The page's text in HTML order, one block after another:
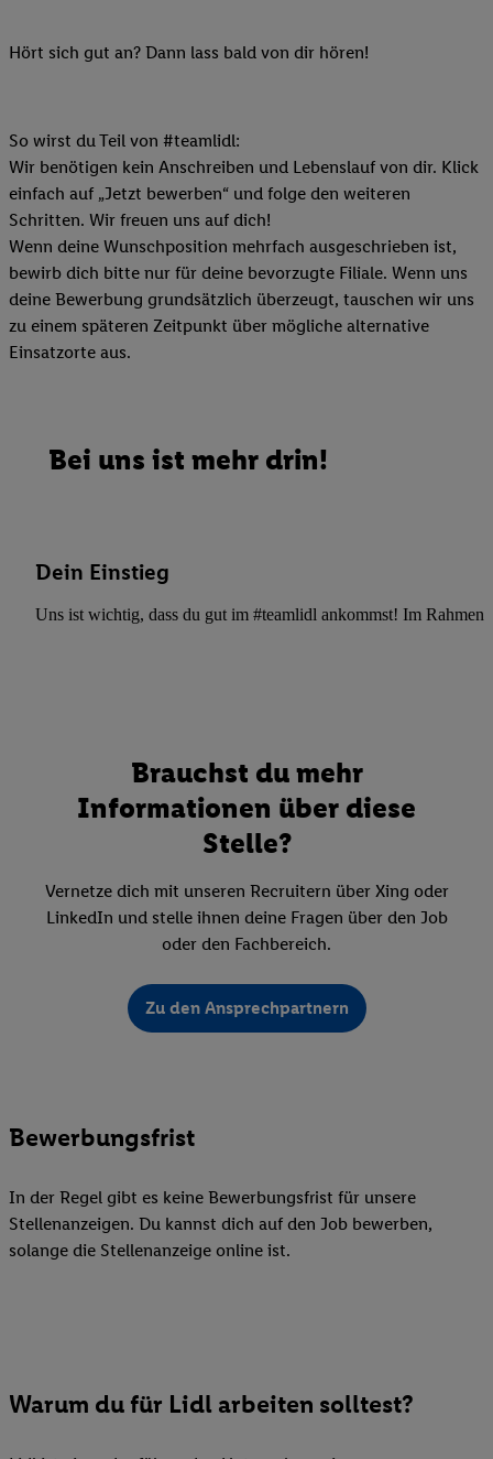
Hört sich gut an? Dann lass bald von dir hören!
So wirst du Teil von #teamlidl:
Wir benötigen kein Anschreiben und Lebenslauf von dir. Klick
einfach auf „Jetzt bewerben“ und folge den weiteren
Schritten. Wir freuen uns auf dich!
Wenn deine Wunschposition mehrfach ausgeschrieben ist,
bewirb dich bitte nur für deine bevorzugte Filiale. Wenn uns
deine Bewerbung grundsätzlich überzeugt, tauschen wir uns
zu einem späteren Zeitpunkt über mögliche alternative
Einsatzorte aus.
Bei uns ist mehr drin!
Dein Einstieg
Uns ist wichtig, dass du gut im #teamlidl ankommst! Im Rahmen
Brauchst du mehr
Informationen über diese
Stelle?
Vernetze dich mit unseren Recruitern über Xing oder
LinkedIn und stelle ihnen deine Fragen über den Job
oder den Fachbereich.
Zu den Ansprechpartnern
Bewerbungsfrist
In der Regel gibt es keine Bewerbungsfrist für unsere
Stellenanzeigen. Du kannst dich auf den Job bewerben,
solange die Stellenanzeige online ist.
Warum du für Lidl arbeiten solltest?